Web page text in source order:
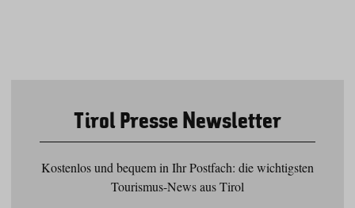
Tirol Presse Newsletter
Kostenlos und bequem in Ihr Postfach: die wichtigsten
Tourismus-News aus Tirol